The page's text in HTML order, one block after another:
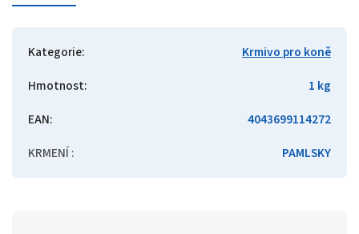
Kategorie:
Krmivo pro koně
Hmotnost:
1 kg
EAN:
4043699114272
KRMENÍ: PAMLSKY